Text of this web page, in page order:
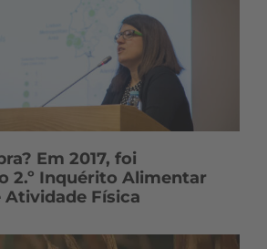
Em 2017, foi
2.º Inquérito Alimentar
Atividade Física